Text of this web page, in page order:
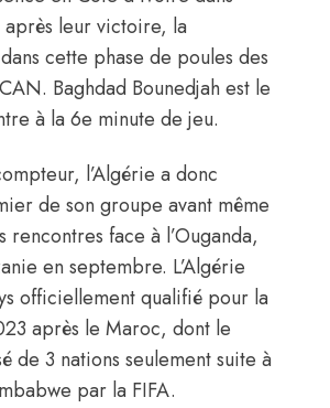
après leur victoire, la
cette phase de poules des
Baghdad Bounedjah est le
à la 6e minute de jeu.
l’Algérie a donc
de son groupe avant même
rencontres face à l’Ouganda,
en septembre. L’Algérie
officiellement qualifié pour la
après le Maroc, dont le
de 3 nations seulement suite à
par la FIFA.